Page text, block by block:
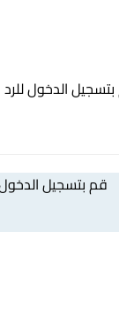
الدخول للرد
قم بتسجيل الدخول